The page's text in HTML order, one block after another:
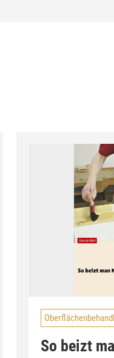
So beizt